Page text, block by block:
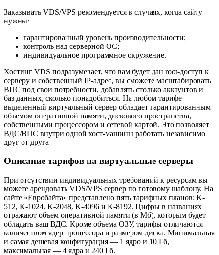
Заказывать VDS/VPS рекомендуется в случаях, когда сайту
нужны:
гарантированный уровень производительности;
контроль над серверной ОС;
индивидуальное программное окружение.
Хостинг VDS подразумевает, что вам будет дан root-доступ к
серверу и собственный IP-адрес, вы сможете масштабировать
ВПС под свои потребности, добавлять столько аккаунтов и
баз данных, сколько понадобиться. На любом тарифе
выделенный виртуальный сервер обладает гарантированным
объемом оперативной памяти, дискового пространства,
собственными процессором и сетевой картой. Это позволяет
ВДС/ВПС внутри одной хост-машины работать независимо
друг от друга
Описание тарифов на виртуальные серверы
При отсутствии индивидуальных требований к ресурсам вы
можете арендовать VDS/VPS сервер по готовому шаблону. На
сайте «Евробайта» представлено пять тарифных планов: K-
512, K-1024, K-2048, K-4096 и K-8192. Цифры в названиях
отражают объем оперативной памяти (в Мб), которым будет
обладать ваш ВДС. Кроме объема ОЗУ, тарифы отличаются
количеством ядер процессора и размером диска. Минимальная
и самая дешевая конфигурация — 1 ядро и 10 Гб,
максимальная — 4 ядра и 240 Гб.